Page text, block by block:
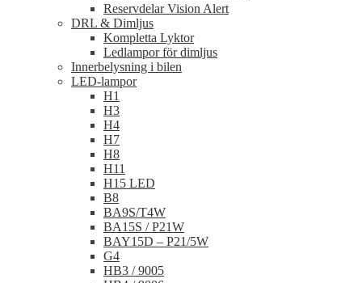
Reservdelar Vision Alert
DRL & Dimljus
Kompletta Lyktor
Ledlampor för dimljus
Innerbelysning i bilen
LED-lampor
H1
H3
H4
H7
H8
H11
H15 LED
B8
BA9S/T4W
BA15S / P21W
BAY15D – P21/5W
G4
HB3 / 9005